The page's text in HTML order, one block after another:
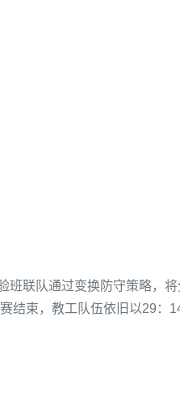
班联队通过变换防守策略，
结束，教工队伍依旧以29：